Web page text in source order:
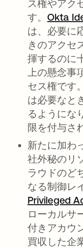
ス権やアク
す。Okta
は、必要に
きのアクセ
揮するのに
上の懸念事
セス権です
は必要なと
るようにな
限を付与さ
新たに加わ
社外秘のリ
ラウドのど
なる制御レ
Privileged
ローカルサ
付きアカウ
買収した企